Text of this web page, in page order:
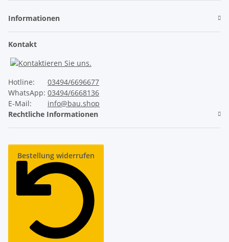
Unser ThermoTeck
Normale Billig-Rolltore
Unser ThermoTeck
Normale Billig-Rolltore
Lange Lebensdauer
Informationen
Kontakt
Hotline:
03494/6696677
WhatsApp: 03494/6668136
E-Mail:
info@bau.shop
Rechtliche Informationen
Bestellung widerrufen